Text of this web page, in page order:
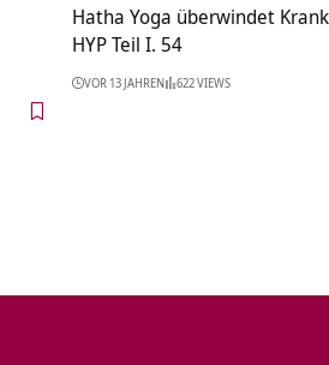
Hatha Yoga überwindet
HYP Teil I. 54
VOR 13 JAHREN 622 VIEWS